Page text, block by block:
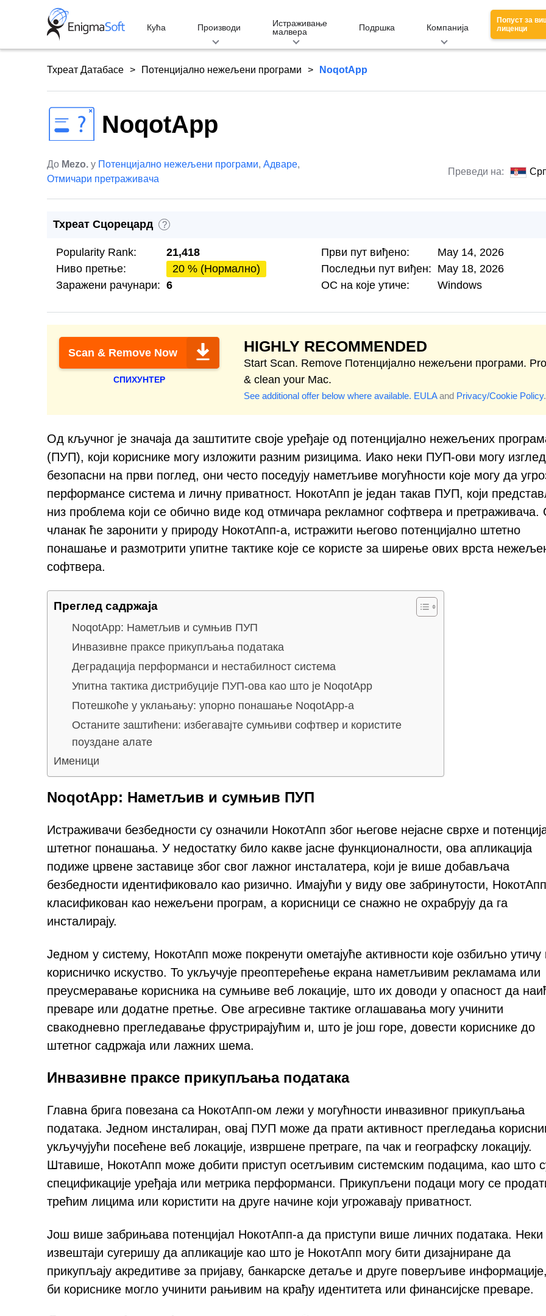
Кућа Производи
Истраживање
малвера
Подршка Компанија
Попуст за
лиценци
Тхреат Датабасе Потенцијално нежељени програми NoqotApp
NoqotApp
До Mezo. у Потенцијално нежељени програми, Адваре,
Отмичари претраживача
Преведи на:
Тхреат Сцорецард ?
Popularity Rank:
21,418
Ниво претње:
20 % (Нормално)
Заражени рачунари: 6
Први пут виђено:
May 14, 2026
Последњи пут виђен: May 18, 2026
ОС на које утиче:
Windows
Scan & Remove Now
СПИХУНТЕР
HIGHLY RECOMMENDED
Start Scan. Remove Потенцијално нежељени програми.
& clean your Mac.
See additional offer below where available. EULAand Privacy/Cookie Policy.
Од кључног је значаја да заштитите своје уређаје од потенцијално нежељених
(ПУП), који кориснике могу изложити разним ризицима. Иако неки ПУП-ови могу
безопасни на први поглед, они често поседују наметљиве могућности које могу да
перформансе система и личну приватност. НокотАпп је један такав ПУП, који
низ проблема који се обично виде код отмичара рекламног софтвера и претраживача.
чланак ће заронити у природу НокотАпп-а, истражити његово потенцијално штетно
понашање и размотрити упитне тактике које се користе за ширење ових врста
софтвера.
Преглед садржаја
NoqotApp: Наметљив и сумњив ПУП
Инвазивне праксе прикупљања података
Деградација перформанси и нестабилност система
Упитна тактика дистрибуције ПУП-ова као што је NoqotApp
Потешкоће у уклањању: упорно понашање NoqotApp-а
Останите заштићени: избегавајте сумњиви софтвер и користите
поуздане алате
Именици
NoqotApp: Наметљив и сумњив ПУП
Истраживачи безбедности су означили НокотАпп због његове нејасне сврхе и
штетног понашања. У недостатку било какве јасне функционалности, ова апликација
подиже црвене заставице због свог лажног инсталатера, који је више добављача
безбедности идентификовало као ризично. Имајући у виду ове забринутости, НокотАпп
класификован као нежељени програм, а корисници се снажно не охрабрују да га
инсталирају.
Једном у систему, НокотАпп може покренути ометајуће активности које озбиљно утичу
корисничко искуство. То укључује преоптерећење екрана наметљивим рекламама или
преусмеравање корисника на сумњиве веб локације, што их доводи у опасност да
преваре или додатне претње. Ове агресивне тактике оглашавања могу учинити
свакодневно прегледавање фрустрирајућим и, што је још горе, довести кориснике до
штетног садржаја или лажних шема.
Инвазивне праксе прикупљања података
Главна брига повезана са НокотАпп-ом лежи у могућности инвазивног прикупљања
података. Једном инсталиран, овај ПУП може да прати активност прегледања
укључујући посећене веб локације, извршене претраге, па чак и географску локацију.
Штавише, НокотАпп може добити приступ осетљивим системским подацима, као што
спецификације уређаја или метрика перформанси. Прикупљени подаци могу се
трећим лицима или користити на друге начине који угрожавају приватност.
Још више забрињава потенцијал НокотАпп-а да приступи више личних података. Неки
извештаји сугеришу да апликације као што је НокотАпп могу бити дизајниране да
прикупљају акредитиве за пријаву, банкарске детаље и друге поверљиве
би кориснике могло учинити рањивим на крађу идентитета или финансијске преваре.